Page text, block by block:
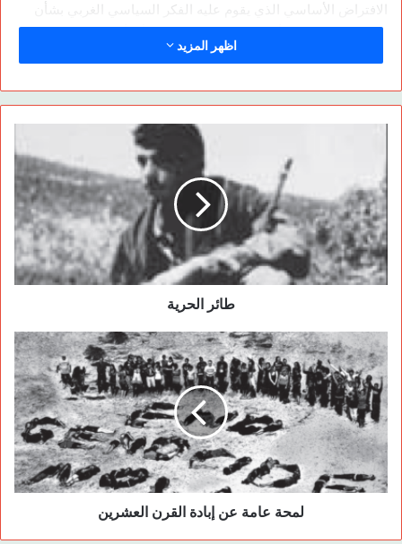
الافتراض الأساسي الذي يقوم عليه الفكر السياسي الغربي بشأن
«مركزية البشرية » أو التمركز حول الإنسان، أي أن البشر هم مركز
الوجود، وأن من بين البشر يجب أن تكون فئة منهم هي سيدة النوع
نظرية المركز- أن نسمع كلمة شرطي العالم، القطبين، الشمال
والجنوب، الشرق والغرب، النواة والأطراف…. وهو ما دمر وشوّه
العلاقة بين الإنسان والبيئة الطبيعية، وبدلا من المحافظة على كوكب
الأرض واحترامه واحترام الفصائل المختلفة التي تعيش على سطحه
سعى الإنسان – كما وصفه جون لوك- ليصبح «سيدا للطبيعة ومالكها
»، ومتملكاً وسلطوياً كما دعا أيضاً، وساعدت الفردية الليبرالية على
انطلاق مشروع التراكم الرأسمالي التحديثي بمقاييسه الاقتصادية
النقدية بعيدًا عن التكلفة الإنسانية والطبيعية، معطيًا الإنسان الضوء
الأخضر للسيطرة على الطبيعة والزعم بالقدرة على معرفة كل
أسرارها بالعلم بعد التحرر من الغيب والدين، فتم استنزاف الطبيعة
لراحة الإنسان ومصلحته.
إن منطق الذكاء التحليلي في المجتمعات الرأسمالية والذي يُساق
وفقه الفرد، هو منطق تسويقي لا أخلاقي، فاعتبار الفرد الأحادي هو
مركز المجتمع، وأن كان سعيداً سوف يستطيع اسعاد البشرية وأن
كان حزيناً لا يستطيع، وفق هذه التعويذة، تم تشظي المجتمع وتحويله
إلى نويّات متخاصمة ومتباعدة، من السهولة أن تنقاد إلى مادة أو
عرف يصدر من مؤسسة أو حتى من جمعية، مهما كانت هذه المادة
غير أنسية، وخاصة فيما يتعلق بالتوسيمات التي صدرت في حق أمم
اظهر المزيد
طائر الحرية
لمحة عامة عن إبادة القرن العشرين